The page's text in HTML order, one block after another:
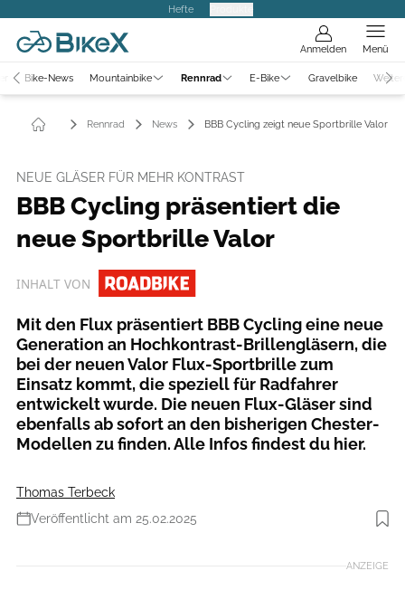
Hefte
Anmelden Menü
Bike-News Mountainbike Rennrad E-Bike Gravelbike
Rennrad News BBB Cycling zeigt neue Sportbrille Valor
NEUE GLÄSER FÜR MEHR KONTRAST
BBB Cycling präsentiert die
neue Sportbrille Valor
INHALT VON
Mit den Flux präsentiert BBB Cycling eine neue
Generation an Hochkontrast-Brillengläsern, die
bei der neuen Valor Flux-Sportbrille zum
Einsatz kommt, die speziell für Radfahrer
entwickelt wurde. Die neuen Flux-Gläser sind
ebenfalls ab sofort an den bisherigen Chester-
Modellen zu finden. Alle Infos findest du hier.
Thomas Terbeck
Veröffentlicht am 25.02.2025
Foto: BBB Cycling
ANZEIGE